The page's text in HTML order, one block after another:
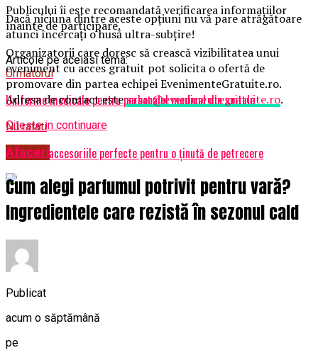
Dacă niciuna dintre aceste opțiuni nu vă pare atrăgătoare
atunci încercați o husă ultra-subțire!
Articole pe aceiasi tema:
Urmatorul
Uniforme medicale pentru personalul medical din spitale
Nu ratati
Cerceii – accesoriile perfecte pentru o ținută de petrecere
Publicului îi este recomandată verificarea informațiilor
înainte de participare.
Organizatorii care doresc să crească vizibilitatea unui
eveniment cu acces gratuit pot solicita o ofertă de
promovare din partea echipei EvenimenteGratuite.ro.
Adresa de contact estesalut@evenimentegratuite.ro.
Citeste in continuare
Afaceri
Cum alegi parfumul potrivit pentru vară?
Ingredientele care rezistă în sezonul cald
Publicat
acum o săptămână
pe